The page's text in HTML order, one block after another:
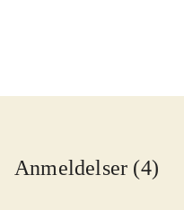
Anmeldelser (4)